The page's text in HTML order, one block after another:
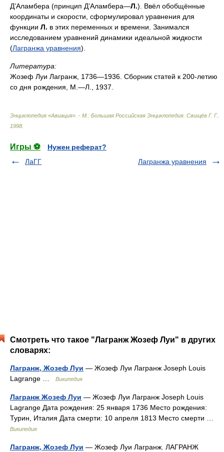
Д’Аламбера (принцип Д’Аламбера—Л.). Ввёл обобщённые
координаты и скорости, сформулировал уравнения для
функции Л. в этих переменных и времени. Занимался
исследованием уравнений динамики идеальной жидкости
(Лагранжа уравнения).
Литература:
Жозеф Луи Лагранж, 1736—1936. Сборник статей к 200-летию
со дня рождения, М.—Л., 1937.
Энциклопедия «Авиация». - М.: Большая Российская Энциклопедия Свищёв Г. Г.
1998
Игры ⚽
Нужен реферат?
ЛаГГ
Лагранжа уравнения
Смотреть что такое "Лагранж Жозеф Луи" в других
словарях:
Лагранж, Жозеф Луи — Жозеф Луи Лагранж Joseph Louis
Lagrange …
Википедия
Лагранж Жозеф Луи — Жозеф Луи Лагранж Joseph Louis
Lagrange Дата рождения: 25 января 1736 Место рождения:
Турин, Италия Дата смерти: 10 апреля 1813 Место смерти …
Википедия
Лагранж, Жозеф Луи — Жозеф Луи Лагранж. ЛАГРАНЖ